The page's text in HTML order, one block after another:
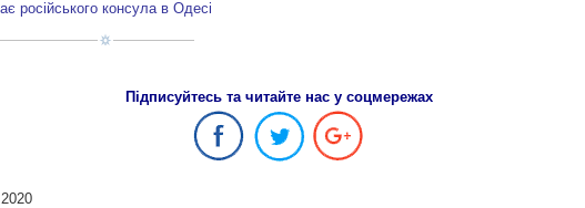
російського консула в Одесі
Підписуйтесь та читайте нас у соцмережах